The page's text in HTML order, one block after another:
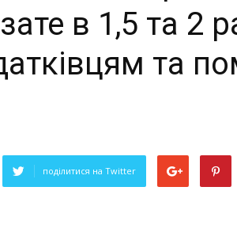
в 1,5 та 2
та
поділитися на Twitter